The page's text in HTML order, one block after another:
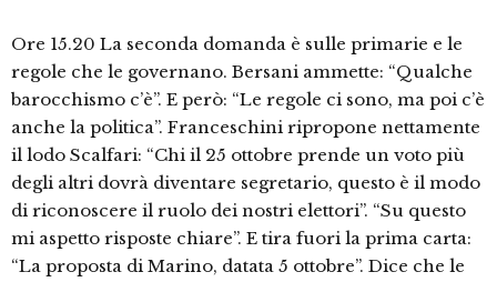
Ore 15.20 La seconda domanda è sulle primarie e le
regole che le governano. Bersani ammette: “Qualche
barocchismo c’è”. E però: “Le regole ci sono, ma poi c’è
anche la politica”. Franceschini ripropone nettamente
il lodo Scalfari: “Chi il 25 ottobre prende un voto più
degli altri dovrà diventare segretario, questo è il modo
di riconoscere il ruolo dei nostri elettori”. “Su questo
mi aspetto risposte chiare”. E tira fuori la prima carta:
“La proposta di Marino, datata 5 ottobre”. Dice che le